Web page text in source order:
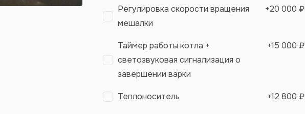
Регулировка скорости вращения
мешалки
+20 000 ₽
Таймер работы котла +
светозвуковая сигнализация о
завершении варки
+15 000 ₽
Теплоноситель +12 800 ₽